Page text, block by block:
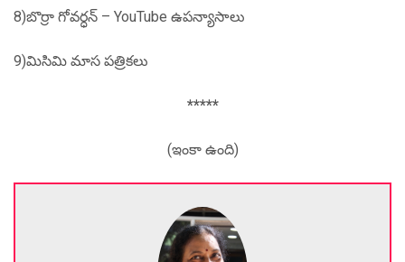
8)బొర్రా గోవర్ధన్ – YouTube ఉపన్యాసాలు
9)మిసిమి మాస పత్రికలు
*****
(ఇంకా ఉంది)